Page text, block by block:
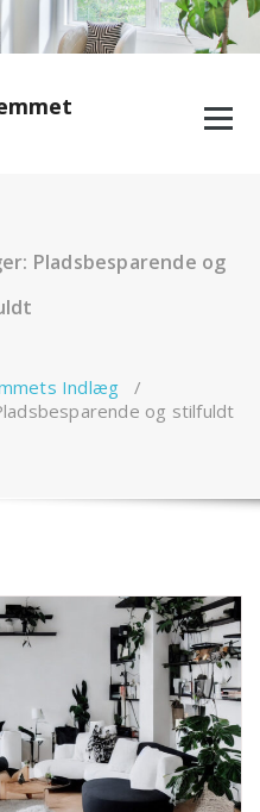
Pladsbesparende og
Indlæg /
og stilfuldt